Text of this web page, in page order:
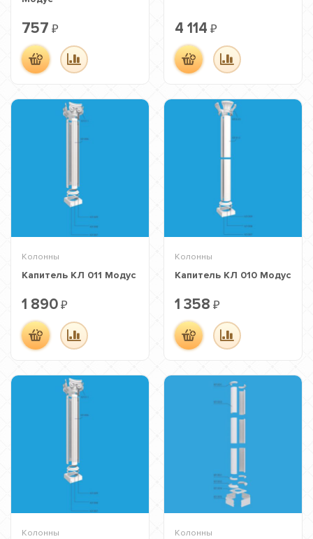
757 ₽ 4 114 ₽
Колонны
Капитель КЛ 011 Модус
1 890 ₽
Колонны
Капитель КЛ 010 Модус
1 358 ₽
Колонны Колонны